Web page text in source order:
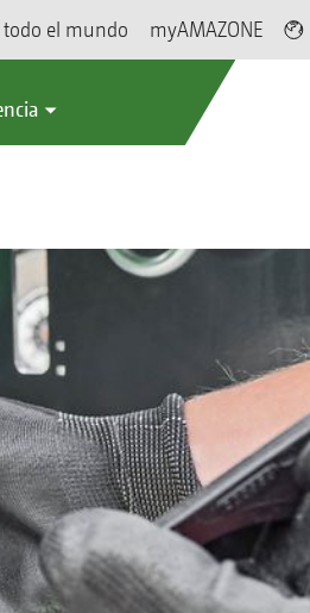
todo el mundo myAMAZONE